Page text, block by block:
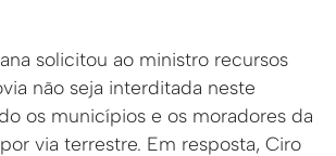
solicitou ao ministro recursos
não seja interditada neste
os municípios e os moradores da
via terrestre. Em resposta, Ciro